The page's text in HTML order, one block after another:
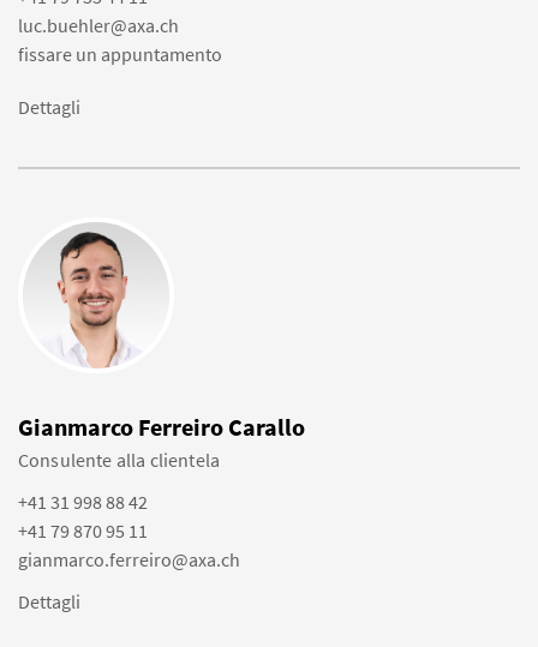
luc.buehler@axa.ch
fissare un appuntamento
Dettagli
Gianmarco Ferreiro Carallo
Consulente alla clientela
+41 31 998 88 42
+41 79 870 95 11
gianmarco.ferreiro@axa.ch
Dettagli